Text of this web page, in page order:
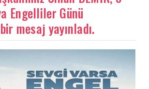
Engelliler Günü
mesaj yayınladı.